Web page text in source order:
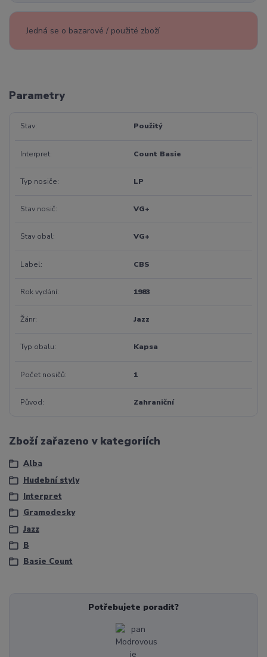
Jedná se o bazarové / použité zboží
Parametry
Stav Použitý
Interpret Count Basie
Typ nosiče LP
Stav nosič VG+
Stav obal VG+
Label CBS
Rok vydání 1983
Žánr Jazz
Typ obalu Kapsa
Počet nosičů 1
Původ Zahraniční
Zboží zařazeno v kategoriích
Alba
Hudební styly
Interpret
Gramodesky
Jazz
B
Basie Count
Potřebujete poradit?